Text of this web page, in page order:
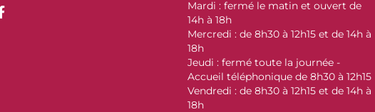
Lien vers le compte Facebook
Mardi : fermé le matin et ouvert de
14h à 18h
Mercredi : de 8h30 à 12h15 et de 14h à
18h
Jeudi : fermé toute la journée -
Accueil téléphonique de 8h30 à 12h15
Vendredi : de 8h30 à 12h15 et de 14h à
18h